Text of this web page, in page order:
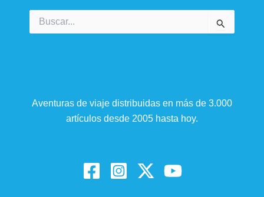
por:
Aventuras de viaje distribuidas en más de 3.000
artículos desde 2005 hasta hoy.